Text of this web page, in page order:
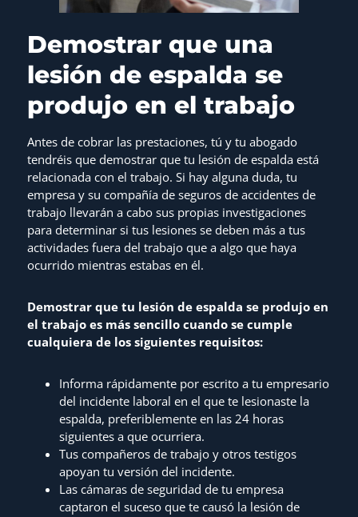
Demostrar que una
lesión de espalda se
produjo en el trabajo
Antes de cobrar las prestaciones, tú y tu abogado
tendréis que demostrar que tu lesión de espalda está
relacionada con el trabajo. Si hay alguna duda, tu
empresa y su compañía de seguros de accidentes de
trabajo llevarán a cabo sus propias investigaciones
para determinar si tus lesiones se deben más a tus
actividades fuera del trabajo que a algo que haya
ocurrido mientras estabas en él.
Demostrar que tu lesión de espalda se produjo en
el trabajo es más sencillo cuando se cumple
cualquiera de los siguientes requisitos:
Informa rápidamente por escrito a tu empresario
del incidente laboral en el que te lesionaste la
espalda, preferiblemente en las 24 horas
siguientes a que ocurriera.
Tus compañeros de trabajo y otros testigos
apoyan tu versión del incidente.
Las cámaras de seguridad de tu empresa
captaron el suceso que te causó la lesión de